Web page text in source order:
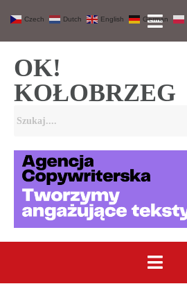
OK!
KOŁOBRZEG
Czech Dutch English German